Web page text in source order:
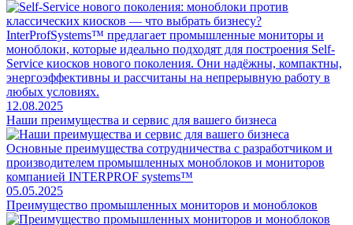
InterProfSystems™ предлагает промышленные мониторы и
моноблоки, которые идеально подходят для построения Self-
Service киосков нового поколения. Они надёжны, компактны,
энергоэффективны и рассчитаны на непрерывную работу в
любых условиях.
12.08.2025
Наши преимущества и сервис для вашего бизнеса
Основные преимущества сотрудничества с разработчиком и
производителем промышленных моноблоков и мониторов
компанией INTERPROF systems™
05.05.2025
Преимущество промышленных мониторов и моноблоков